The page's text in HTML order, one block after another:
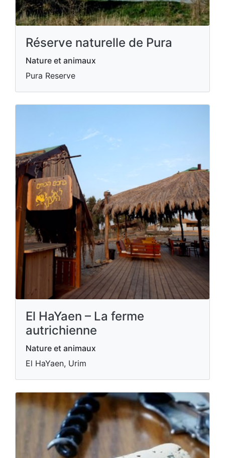
Réserve naturelle de Pura
Nature et animaux
Pura Reserve
El HaYaen – La ferme
autrichienne
Nature et animaux
El HaYaen, Urim